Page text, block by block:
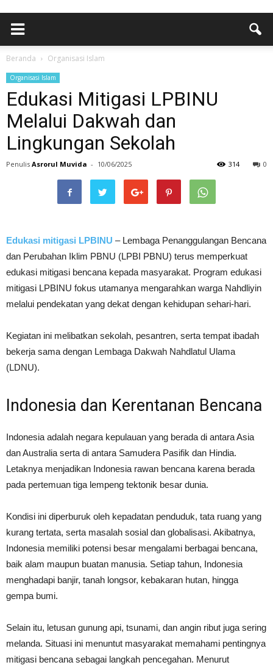
Beranda Organisasi Islam
Organisasi Islam
Edukasi Mitigasi LPBINU
Melalui Dakwah dan
Lingkungan Sekolah
Penulis Asrorul Muvida - 10/06/2025 0
314
Edukasi mitigasi LPBINU – Lembaga Penanggulangan Bencana
dan Perubahan Iklim PBNU (LPBI PBNU) terus memperkuat
edukasi mitigasi bencana kepada masyarakat. Program edukasi
mitigasi LPBINU fokus utamanya mengarahkan warga Nahdliyin
melalui pendekatan yang dekat dengan kehidupan sehari-hari.
Kegiatan ini melibatkan sekolah, pesantren, serta tempat ibadah
bekerja sama dengan Lembaga Dakwah Nahdlatul Ulama
(LDNU).
Indonesia dan Kerentanan Bencana
Indonesia adalah negara kepulauan yang berada di antara Asia
dan Australia serta di antara Samudera Pasifik dan Hindia.
Letaknya menjadikan Indonesia rawan bencana karena berada
pada pertemuan tiga lempeng tektonik besar dunia.
Kondisi ini diperburuk oleh kepadatan penduduk, tata ruang yang
kurang tertata, serta masalah sosial dan globalisasi. Akibatnya,
Indonesia memiliki potensi besar mengalami berbagai bencana,
baik alam maupun buatan manusia. Setiap tahun, Indonesia
menghadapi banjir, tanah longsor, kebakaran hutan, hingga
gempa bumi.
Selain itu, letusan gunung api, tsunami, dan angin ribut juga sering
melanda. Situasi ini menuntut masyarakat memahami pentingnya
mitigasi bencana sebagai langkah pencegahan. Menurut